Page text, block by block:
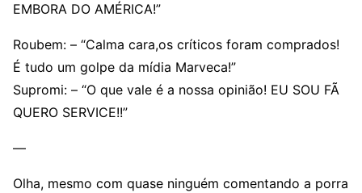
EMBORA DO AMÉRICA!”
Roubem: – “Calma cara,os críticos foram comprados!
É tudo um golpe da mídia Marveca!”
Supromi: – “O que vale é a nossa opinião! EU SOU FÃ
QUERO SERVICE!!”
—
Olha, mesmo com quase ninguém comentando a porra